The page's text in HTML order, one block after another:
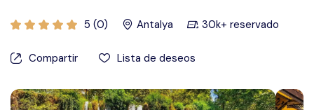
Éfeso 5 (0) Antalya 30k+ reservado
Compartir Lista de deseos